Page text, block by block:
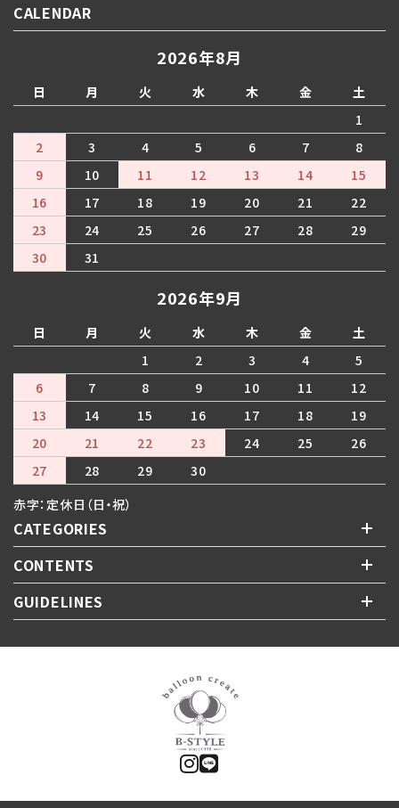
CALENDAR
2026年8月
日 月 火 水 木 金
土
1
2
3 4 5 6 7
8
9
10 11 12 13 14
15
16
17 18 19 20 21
22
23
24 25 26 27 28
29
30
31
2026年9月
日 月 火 水 木 金
土
1
2 3 4
5
6
7 8 9 10 11
12
13
14 15 16 17 18
19
20
21 22 23 24 25
26
27
28 29
30
赤字：定休日（日・祝）
CATEGORIES
CONTENTS
GUIDELINES